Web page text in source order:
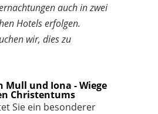
auch in zwei
Hotels erfolgen.
wir, dies zu
Mull und Iona - Wiege
Christentums
Sie ein besonderer